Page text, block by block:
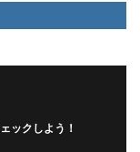
ックしよう！